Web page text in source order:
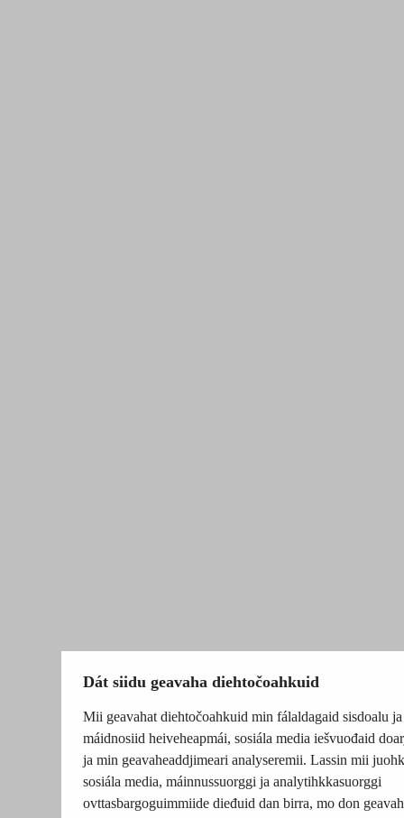
Dát siidu geavaha diehtočoahkuid
Mii geavahat diehtočoahkuid min fálaldagaid sisdoalu ja
máidnosiid heiveheapmái, sosiála media iešvuođaid
ja min geavaheaddjimeari analyseremii. Lassin mii
sosiála media, máinnussuorggi ja analytihkkasuorggi
ovttasbargoguimmiide dieđuid dan birra, mo don